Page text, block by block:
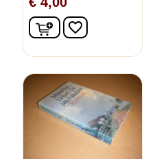
In winkelwagen
favorite_border